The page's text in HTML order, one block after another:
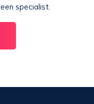
specialist.